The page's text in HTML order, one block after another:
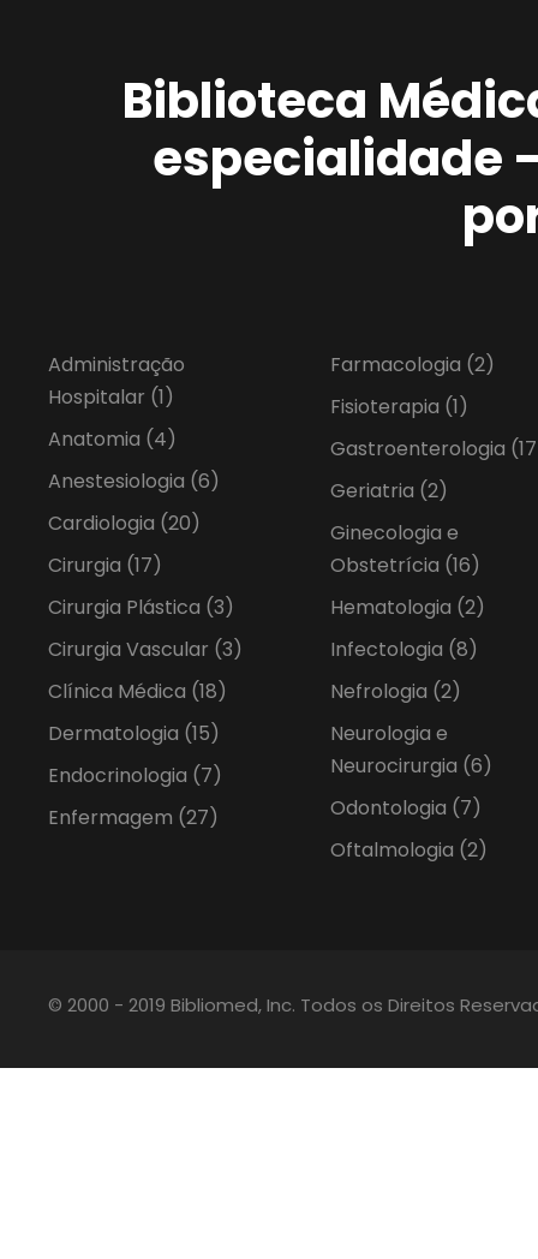
Biblioteca
especialidade
Administração
Hospitalar (1)
Anatomia (4)
Anestesiologia (6)
Cardiologia (20)
Cirurgia (17)
Cirurgia Plástica (3)
Cirurgia Vascular (3)
Clínica Médica (18)
Dermatologia (15)
Endocrinologia (7)
Enfermagem (27)
Farmacologia (2)
Fisioterapia (1)
Gastroenterologia
Geriatria (2)
Ginecologia e
Obstetrícia (16)
Hematologia (2)
Infectologia (8)
Nefrologia (2)
Neurologia e
Neurocirurgia (6)
Odontologia (7)
Oftalmologia (2)
© 2000 - 2019 Bibliomed, Inc. Todos os Direitos